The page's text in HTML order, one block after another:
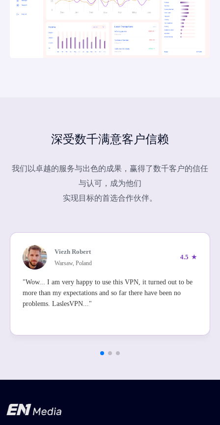
深受数千满意客户信赖
我们以卓越的服务与出色的成果，赢得了数千客户的信任
与认可，成为他们
实现目标的首选合作伙伴。
Viezh Robert
Warsaw, Poland
4.5 ★
"Wow... I am very happy to use this VPN, it turned out to be
more than my expectations and so far there have been no
problems. LaslesVPN..."